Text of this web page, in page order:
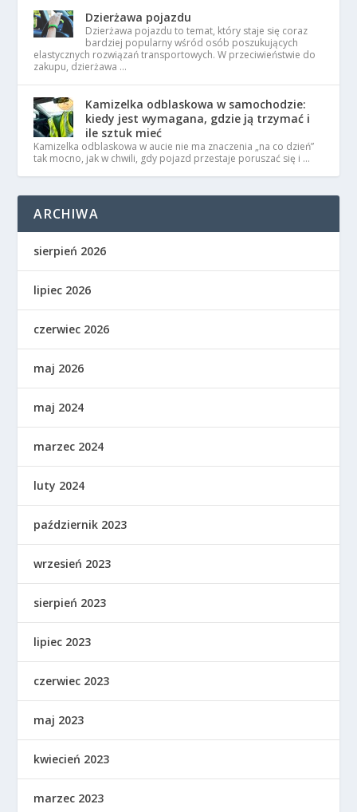
Dzierżawa pojazdu
Dzierżawa pojazdu to temat, który staje się coraz
bardziej popularny wśród osób poszukujących
elastycznych rozwiązań transportowych. W przeciwieństwie do
zakupu, dzierżawa …
Kamizelka odblaskowa w samochodzie:
kiedy jest wymagana, gdzie ją trzymać i
ile sztuk mieć
Kamizelka odblaskowa w aucie nie ma znaczenia „na co dzień”
tak mocno, jak w chwili, gdy pojazd przestaje poruszać się i …
ARCHIWA
sierpień 2026
lipiec 2026
czerwiec 2026
maj 2026
maj 2024
marzec 2024
luty 2024
październik 2023
wrzesień 2023
sierpień 2023
lipiec 2023
czerwiec 2023
maj 2023
kwiecień 2023
marzec 2023